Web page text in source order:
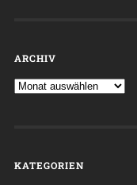
ARCHIV
KATEGORIEN